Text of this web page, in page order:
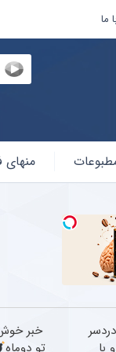
ما
منهای
با
خبر
تو دوماه